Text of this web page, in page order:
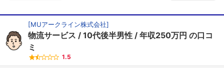
[MUアークライン株式会社]
物流サービス 10代後半男性 年収250万円 の口コ
ミ
1.5